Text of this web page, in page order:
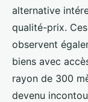
alternative
qualité-prix. Ces
observent
biens avec
rayon de 300
devenu